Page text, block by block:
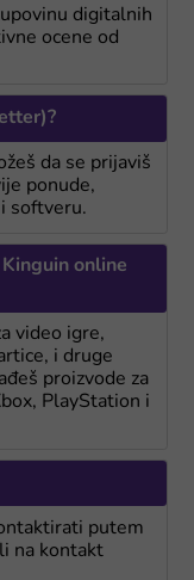
digitalnih
ocene od
da se prijaviš
ponude,
softveru.
online
video igre,
i druge
proizvode za
PlayStation i
putem
na kontakt